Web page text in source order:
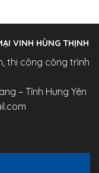
VINH HÙNG THỊNH
thi công công trình
– Tỉnh Hưng Yên